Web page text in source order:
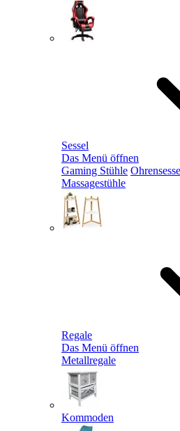
Sessel
Das Menü öffnen
Gaming Stühle
Massagestühle
Regale
Das Menü öffnen
Metallregale
Kommoden